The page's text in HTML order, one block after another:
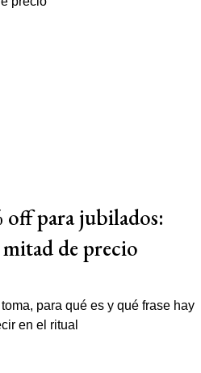
off para jubilados:
de precio